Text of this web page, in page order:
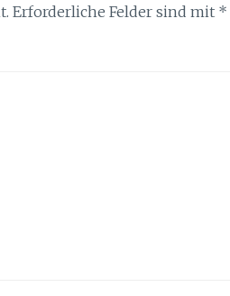
Erforderliche Felder sind mit *